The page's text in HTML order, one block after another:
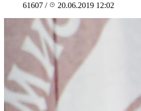
61607 / 20.06.2019 12:02